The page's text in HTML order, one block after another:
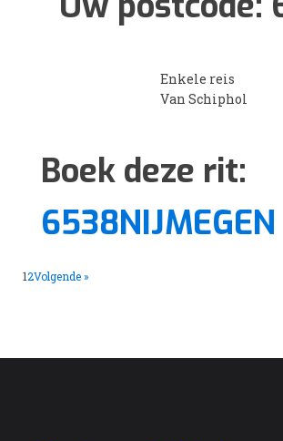
Enkele reis
Van Schiphol
Boek deze rit:
6538NIJMEGEN
12Volgende »